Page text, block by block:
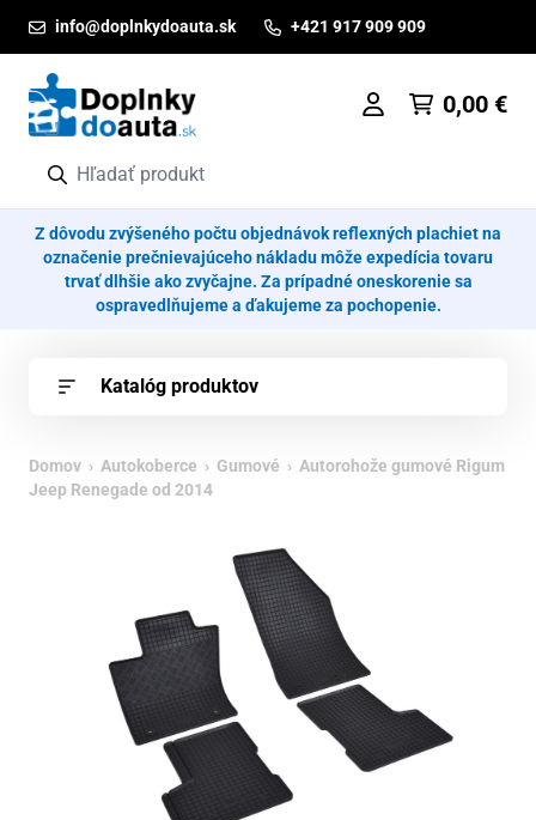
info@doplnkydoauta.sk +421 917 909 909
0,00 €
Z dôvodu zvýšeného počtu objednávok reflexných plachiet na
označenie prečnievajúceho nákladu môže expedícia tovaru
trvať dlhšie ako zvyčajne. Za prípadné oneskorenie sa
ospravedlňujeme a ďakujeme za pochopenie.
Katalóg produktov
Domov › Autokoberce › Gumové › Autorohože gumové Rigum
Jeep Renegade od 2014